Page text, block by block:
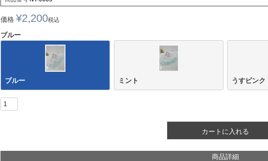
価格 ¥2,200税込
ブルー
ブルー ミント うすピンク
カートに入れる
商品詳細